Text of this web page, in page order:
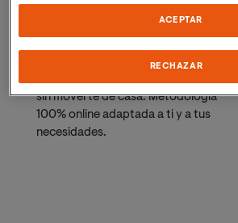
sin moverte de casa. Metodología
100% online adaptada a ti y a tus
necesidades.
RECHAZAR
ACEPTAR